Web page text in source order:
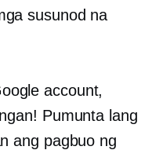
susunod na
account,
Pumunta lang
ang pagbuo ng